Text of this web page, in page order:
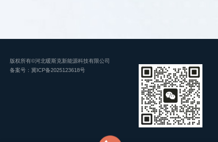
版权所有©河北暖斯克新能源科技有限公司
备案号：冀ICP备2025123618号